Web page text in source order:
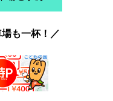
も一杯！／